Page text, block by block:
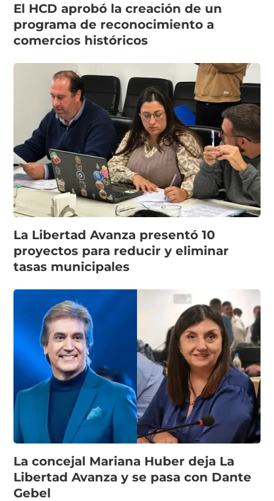
El HCD aprobó la creación de un
programa de reconocimiento a
comercios históricos
La Libertad Avanza presentó 10
proyectos para reducir y eliminar
tasas municipales
La concejal Mariana Huber deja La
Libertad Avanza y se pasa con Dante
Gebel